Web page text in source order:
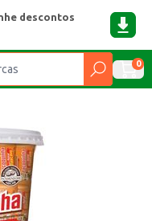
descontos
0